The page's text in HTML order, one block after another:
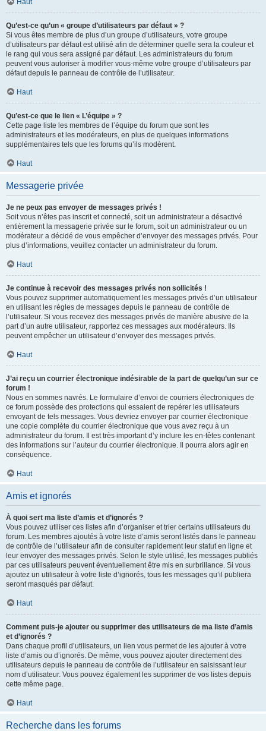
Haut
Qu’est-ce qu’un « groupe d’utilisateurs par défaut » ?
Si vous êtes membre de plus d’un groupe d’utilisateurs, votre groupe
d’utilisateurs par défaut est utilisé afin de déterminer quelle sera la couleur et
le rang qui vous sera assigné par défaut. Les administrateurs du forum
peuvent vous autoriser à modifier vous-même votre groupe d’utilisateurs par
défaut depuis le panneau de contrôle de l’utilisateur.
Haut
Qu’est-ce que le lien « L’équipe » ?
Cette page liste les membres de l’équipe du forum que sont les
administrateurs et les modérateurs, en plus de quelques informations
supplémentaires tels que les forums qu’ils modèrent.
Haut
Messagerie privée
Je ne peux pas envoyer de messages privés !
Soit vous n’êtes pas inscrit et connecté, soit un administrateur a désactivé
entièrement la messagerie privée sur le forum, soit un administrateur ou un
modérateur a décidé de vous empêcher d’envoyer des messages privés. Pour
plus d’informations, veuillez contacter un administrateur du forum.
Haut
Je continue à recevoir des messages privés non sollicités !
Vous pouvez supprimer automatiquement les messages privés d’un utilisateur
en utilisant les règles de messages depuis le panneau de contrôle de
l’utilisateur. Si vous recevez des messages privés de manière abusive de la
part d’un autre utilisateur, rapportez ces messages aux modérateurs. Ils
peuvent empêcher un utilisateur d’envoyer des messages privés.
Haut
J’ai reçu un courrier électronique indésirable de la part de quelqu’un sur ce
forum !
Nous en sommes navrés. Le formulaire d’envoi de courriers électroniques de
ce forum possède des protections qui essaient de repérer les utilisateurs
envoyant de tels messages. Vous devriez envoyer par courrier électronique
une copie complète du courrier électronique que vous avez reçu à un
administrateur du forum. Il est très important d’y inclure les en-têtes contenant
des informations sur l’auteur du courrier électronique. Il pourra alors agir en
conséquence.
Haut
Amis et ignorés
À quoi sert ma liste d’amis et d’ignorés ?
Vous pouvez utiliser ces listes afin d’organiser et trier certains utilisateurs du
forum. Les membres ajoutés à votre liste d’amis seront listés dans le panneau
de contrôle de l’utilisateur afin de consulter rapidement leur statut en ligne et
leur envoyer des messages privés. Selon le style utilisé, les messages publiés
par ces utilisateurs peuvent éventuellement être mis en surbrillance. Si vous
ajoutez un utilisateur à votre liste d’ignorés, tous les messages qu’il publiera
seront masqués par défaut.
Haut
Comment puis-je ajouter ou supprimer des utilisateurs de ma liste d’amis
et d’ignorés ?
Dans chaque profil d’utilisateurs, un lien vous permet de les ajouter à votre
liste d’amis ou d’ignorés. De même, vous pouvez ajouter directement des
utilisateurs depuis le panneau de contrôle de l’utilisateur en saisissant leur
nom d’utilisateur. Vous pouvez également les supprimer de vos listes depuis
cette même page.
Haut
Recherche dans les forums